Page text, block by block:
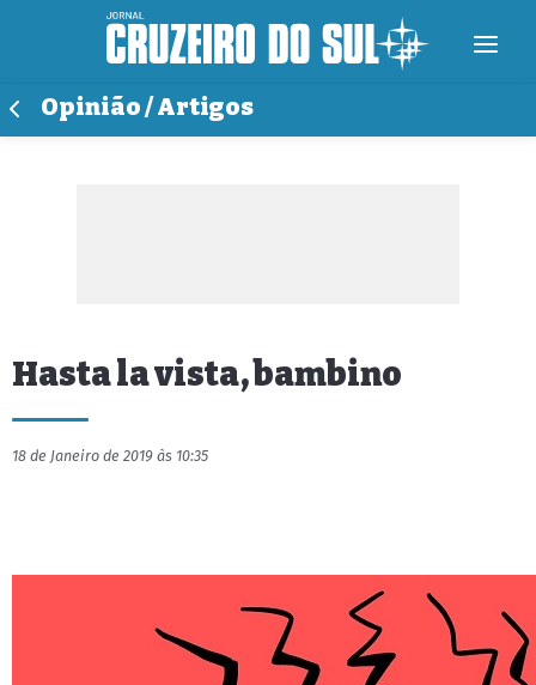
Opinião / Artigos
Hasta la vista, bambino
18 de Janeiro de 2019 às 10:35